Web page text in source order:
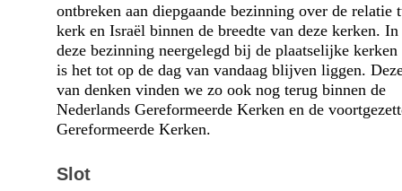
ontbreken aan diepgaande bezinning over de relatie
kerk en Israël binnen de breedte van deze kerken.
deze bezinning neergelegd bij de plaatselijke kerken
is het tot op de dag van vandaag blijven liggen.
van denken vinden we zo ook nog terug binnen de
Nederlands Gereformeerde Kerken en de
Gereformeerde Kerken.
Slot